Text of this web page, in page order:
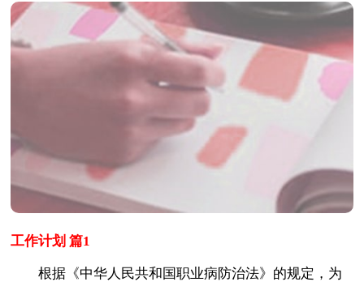
工作计划 篇1
根据《中华人民共和国职业病防治法》的规定，为